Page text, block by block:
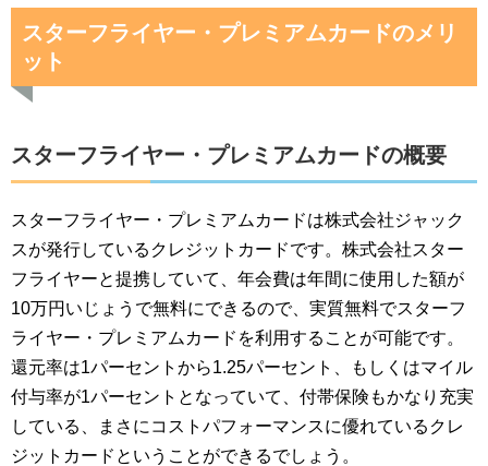
スターフライヤー・プレミアムカードのメリ
ット
スターフライヤー・プレミアムカードの概要
スターフライヤー・プレミアムカードは株式会社ジャック
スが発行しているクレジットカードです。株式会社スター
フライヤーと提携していて、年会費は年間に使用した額が
10万円いじょうで無料にできるので、実質無料でスターフ
ライヤー・プレミアムカードを利用することが可能です。
還元率は1パーセントから1.25パーセント、もしくはマイル
付与率が1パーセントとなっていて、付帯保険もかなり充実
している、まさにコストパフォーマンスに優れているクレ
ジットカードということができるでしょう。